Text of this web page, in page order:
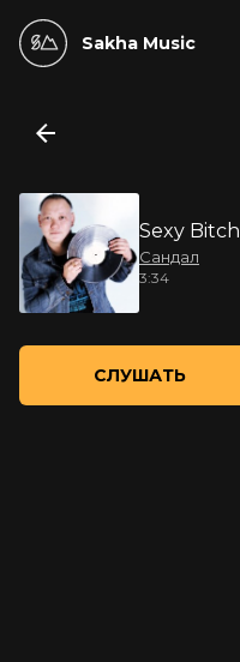
Sakha Music
Sexy Bitch
Сандал
3:34
СЛУШАТЬ